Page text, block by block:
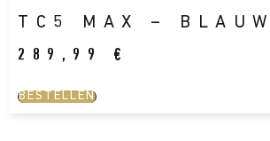
TC5 MAX – BLAUW
289,99 €
BESTELLEN